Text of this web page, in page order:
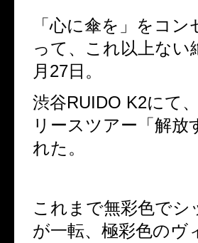
「心に傘を」をコ
って、これ以上ない
月 27日。
渋谷RUIDO K2にて、
リースツアー「解放
れた。
これまで無彩色で
が一転、 極彩色のヴ